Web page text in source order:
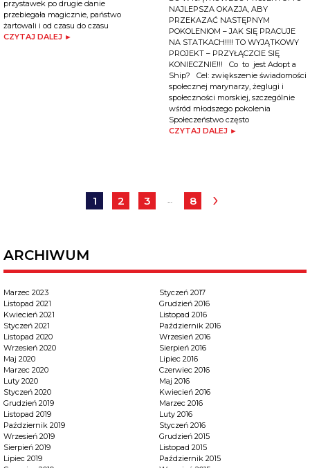
przystawek po drugie danie
przebiegała magicznie, państwo
żartowali i od czasu do czasu
CZYTAJ DALEJ ►
NAJLEPSZA OKAZJA, ABY
PRZEKAZAĆ NASTĘPNYM
POKOLENIOM – JAK SIĘ PRACUJE
NA STATKACH!!!! TO WYJĄTKOWY
PROJEKT – PRZYŁĄCZCIE SIĘ
KONIECZNIE!!! Co to jest Adopt a
Ship? Cel: zwiększenie świadomości
społecznej marynarzy, żeglugi i
społeczności morskiej, szczególnie
wśród młodszego pokolenia
Społeczeństwo często
CZYTAJ DALEJ ►
1 2 3 … 8 ›
ARCHIWUM
Marzec 2023
Listopad 2021
Kwiecień 2021
Styczeń 2021
Listopad 2020
Wrzesień 2020
Maj 2020
Marzec 2020
Luty 2020
Styczeń 2020
Grudzień 2019
Listopad 2019
Październik 2019
Wrzesień 2019
Sierpień 2019
Lipiec 2019
Styczeń 2017
Grudzień 2016
Listopad 2016
Październik 2016
Wrzesień 2016
Sierpień 2016
Lipiec 2016
Czerwiec 2016
Maj 2016
Kwiecień 2016
Marzec 2016
Luty 2016
Styczeń 2016
Grudzień 2015
Listopad 2015
Październik 2015